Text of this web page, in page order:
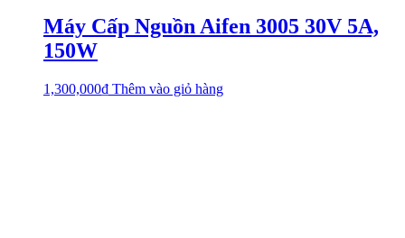
Máy Cấp Nguồn Aifen 3005 30V 5A,
150W
1,300,000₫ Thêm vào giỏ hàng